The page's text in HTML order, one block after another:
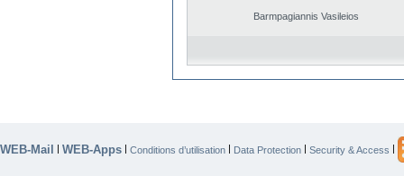
Barmpagiannis Vasileios
WEB-Mail | WEB-Apps | Conditions d’utilisation | Data Protection | Security & Access |